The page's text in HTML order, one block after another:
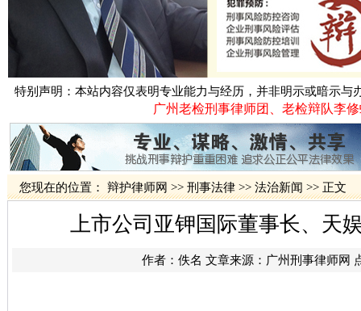
特别声明：本站内容仅表明专业能力与经历，并非明示或暗示
广州老检刑事律师团、老检辩队李
您现在的位置： 辩护律师网 >> 刑事法律 >> 法治新闻 >> 正文
上市公司亚钾国际董事长、天
作者：佚名 文章来源： 广州刑事律师网